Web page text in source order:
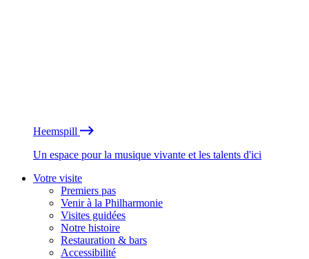
Heemspill
Un espace pour la musique vivante et les talents d'ici
Votre visite
Premiers pas
Venir à la Philharmonie
Visites guidées
Notre histoire
Restauration & bars
Accessibilité